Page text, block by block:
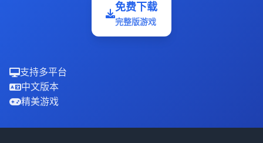
免费下载
完整版游戏
支持多平台
中文版本
精美游戏